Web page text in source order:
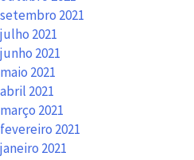
setembro 2021
julho 2021
junho 2021
maio 2021
abril 2021
março 2021
fevereiro 2021
janeiro 2021